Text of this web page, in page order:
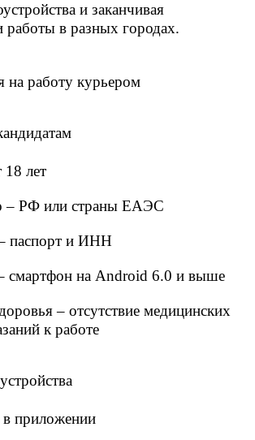
и заканчивая
работы в разных городах.
на работу курьером
18 лет
– РФ или страны ЕАЭС
паспорт и ИНН
смартфон на Android 6.0 и выше
– отсутствие медицинских
к работе
в приложении